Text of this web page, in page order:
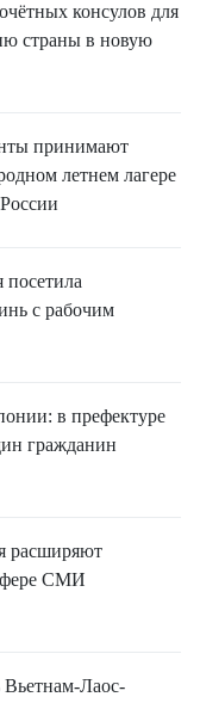
консулов для
страны в новую
принимают
летнем лагере
посетила
с рабочим
в префектуре
гражданин
расширяют
СМИ
Вьетнам-Лаос-